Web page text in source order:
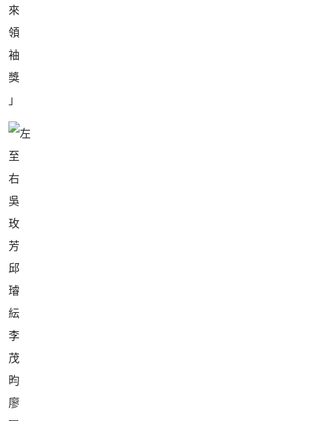
來
領
袖
獎
」